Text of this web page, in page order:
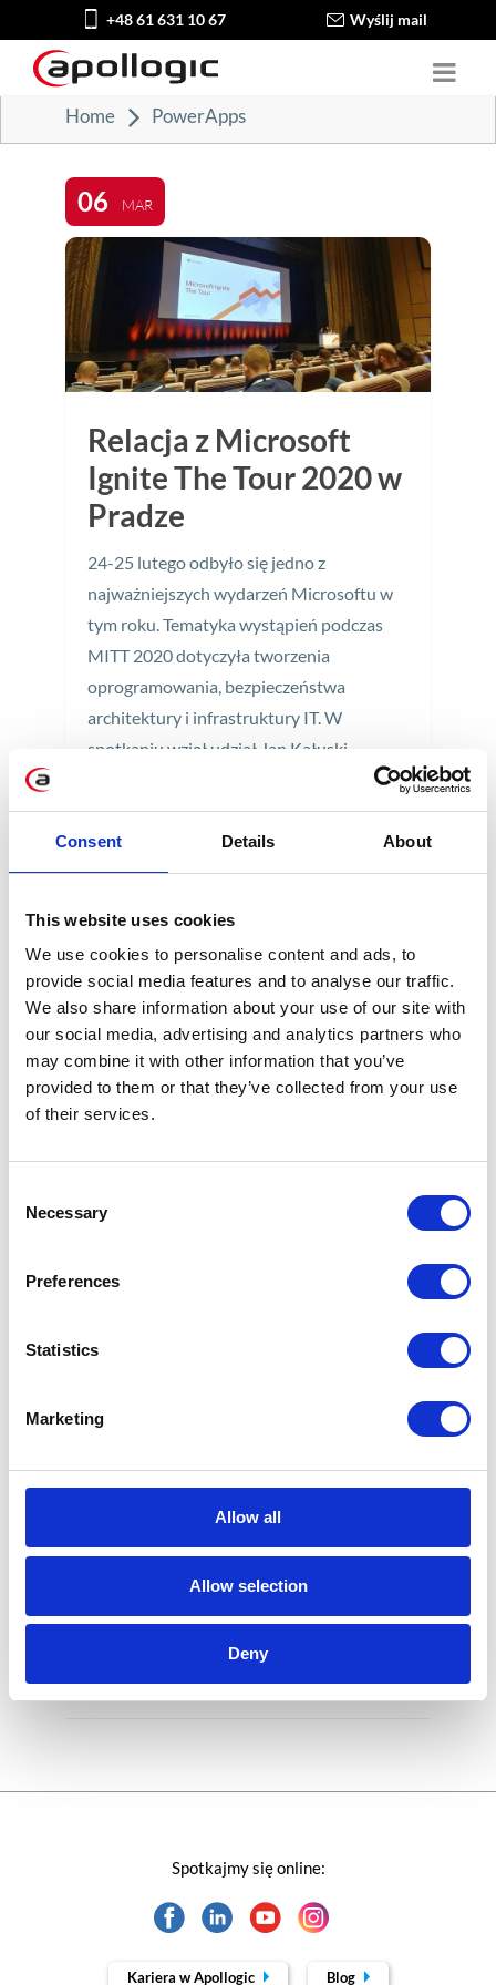
Consent Details About
This website uses cookies
We use cookies to personalise content and ads, to
provide social media features and to analyse our traffic.
We also share information about your use of our site with
our social media, advertising and analytics partners who
may combine it with other information that you’ve
provided to them or that they’ve collected from your use
of their services.
Selection
Necessary
Preferences
Statistics
Marketing
Allow all
Allow selection
Deny
+48 61 631 10 67 Wyślij mail
Home PowerApps
06 MAR
Relacja z Microsoft
Ignite The Tour 2020 w
Pradze
24-25 lutego odbyło się jedno z
najważniejszych wydarzeń Microsoftu w
tym roku. Tematyka wystąpień podczas
MITT 2020 dotyczyła tworzenia
oprogramowania, bezpieczeństwa
architektury i infrastruktury IT. W
spotkaniu wziął udział Jan Kałuski,
Administrator IT w Apollogic. Poznaj jego
relację z wyjazdu do Pragi.
KATEGORIE
Low-code&no-code
Porady karierowe
Rozwiązania Microsoft
Spotkajmy się online:
Kariera w Apollogic Blog